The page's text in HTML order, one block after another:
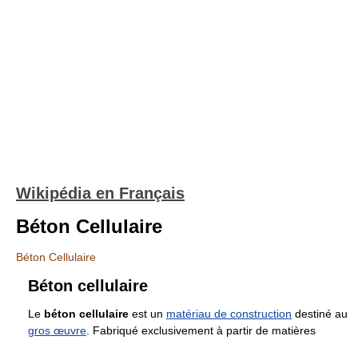
Wikipédia en Français
Béton Cellulaire
Béton Cellulaire
Béton cellulaire
Le béton cellulaire est un matériau de construction destiné au
gros œuvre . Fabriqué exclusivement à partir de matières